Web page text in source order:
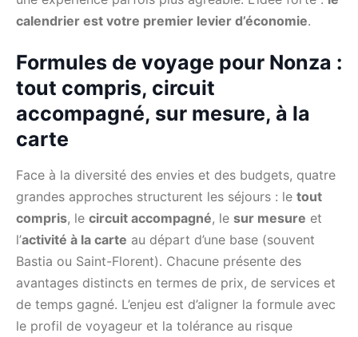
calendrier est votre premier levier d’économie.
Formules de voyage pour Nonza :
tout compris, circuit
accompagné, sur mesure, à la
carte
Face à la diversité des envies et des budgets, quatre
grandes approches structurent les séjours : le tout
compris, le circuit accompagné, le sur mesure et
l’activité à la carte au départ d’une base (souvent
Bastia ou Saint-Florent). Chacune présente des
avantages distincts en termes de prix, de services et
de temps gagné. L’enjeu est d’aligner la formule avec
le profil de voyageur et la tolérance au risque